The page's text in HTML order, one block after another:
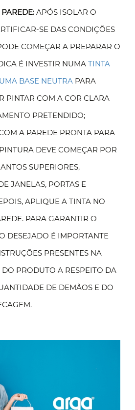
APÓS ISOLAR O
SE DAS CONDIÇÕES
COMEÇAR A PREPARAR O
É INVESTIR NUMA TINTA
BASE NEUTRA PARA
PINTAR COM A COR CLARA
PRETENDIDO;
A PAREDE PRONTA PARA
DEVE COMEÇAR POR
SUPERIORES,
JANELAS, PORTAS E
APLIQUE A TINTA NO
PARA GARANTIR O
DESEJADO É IMPORTANTE
PRESENTES NA
PRODUTO A RESPEITO DA
DE DEMÃOS E DO